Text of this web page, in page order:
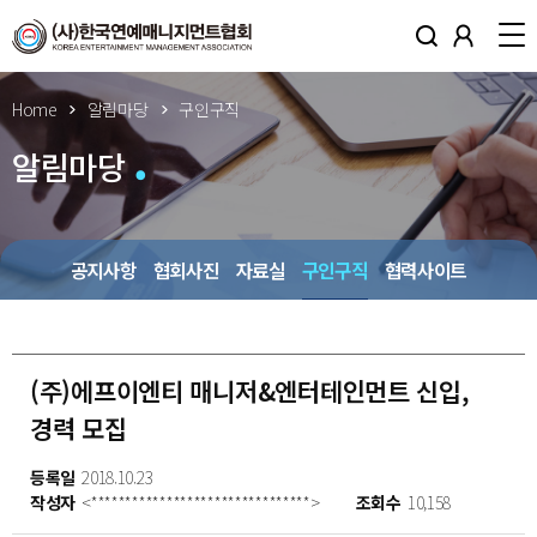
Home 알림마당 구인구직
알림마당
공지사항 협회사진 자료실 구인구직 협력사이트
(주)에프이엔티 매니저&엔터테인먼트 신입,
경력 모집
등록일 2018.10.23
작성자 <********************************> 조회수 10,158